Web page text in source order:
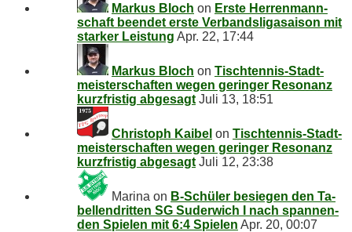
Markus Bloch on Ers­te Her­ren­mann­
schaft be­en­det ers­te Ver­bands­li­ga­sai­son mit
star­ker Leistung Apr. 22, 17:44
Markus Bloch on Tisch­ten­nis-Stadt­
meis­ter­schaf­ten we­gen ge­rin­ger Re­so­nanz
kurz­fris­tig abgesagt Juli 13, 18:51
Christoph Kaibel on Tisch­ten­nis-Stadt­
meis­ter­schaf­ten we­gen ge­rin­ger Re­so­nanz
kurz­fris­tig abgesagt Juli 12, 23:38
Marina on B‑Schüler be­sie­gen den Ta­
bel­len­drit­ten SG Su­der­wich I nach span­nen­
den Spie­len mit 6:4 Spielen Apr. 20, 00:07